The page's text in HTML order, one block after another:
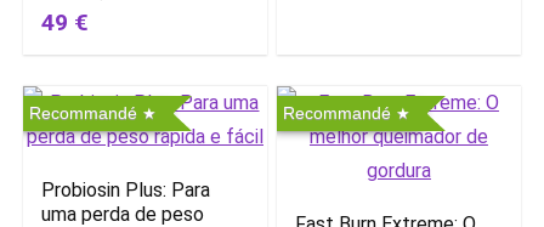
49 €
Recommandé
Probiosin Plus: Para
uma perda de peso
Recommandé